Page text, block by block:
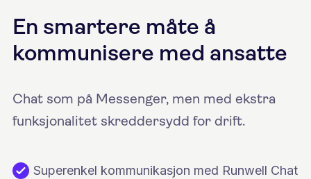
En smartere måte å
kommunisere med ansatte
Chat som på Messenger, men med ekstra
funksjonalitet skreddersydd for drift.
Superenkel kommunikasjon med Runwell Chat